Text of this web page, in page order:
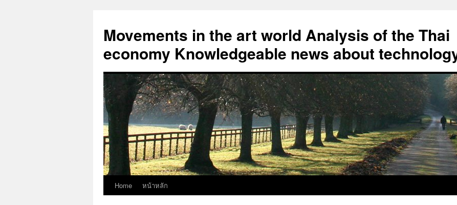
content
Movements in the art world Analysis of the Thai
economy Knowledgeable news about
Home หน้าหลัก